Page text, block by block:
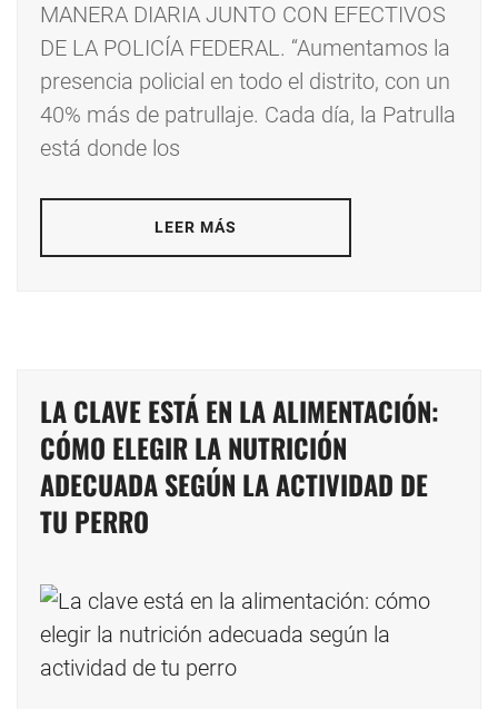
MANERA DIARIA JUNTO CON EFECTIVOS
DE LA POLICÍA FEDERAL. “Aumentamos la
presencia policial en todo el distrito, con un
40% más de patrullaje. Cada día, la Patrulla
está donde los
LEER MÁS
LA CLAVE ESTÁ EN LA ALIMENTACIÓN:
CÓMO ELEGIR LA NUTRICIÓN
ADECUADA SEGÚN LA ACTIVIDAD DE
TU PERRO